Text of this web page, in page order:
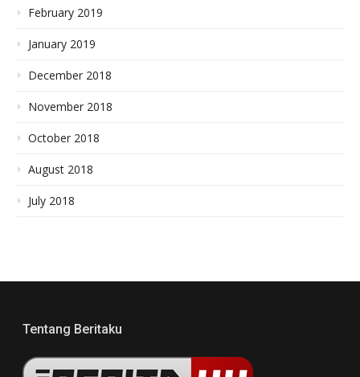
February 2019
January 2019
December 2018
November 2018
October 2018
August 2018
July 2018
Tentang Beritaku